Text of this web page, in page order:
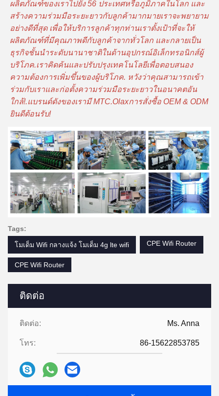
ติดต่อ
ติดต่อ: Ms. Anna
โทร: 86-15622853785
ผลิตภัณฑ์ของเราไปยัง 56 ประเทศหรือภูมิภาคในโลก และ
สร้างความร่วมมือระยะยาวกับลูกค้ามากมายเราจะพยายาม
อย่างดีที่สุด เพื่อให้บริการลูกค้าทุกท่านเราตั้งเป้าที่จะให้
ผลิตภัณฑ์ที่มีคุณภาพดีกับลูกค้าจากทั่วโลก และกลายเป็น
ธุรกิจชั้นนําระดับนานาชาติในด้านอุปกรณ์อิเล็กทรอนิกส์ผู้
บริโภค.เราคิดค้นและปรับปรุงเทคโนโลยีเพื่อตอบสนอง
ความต้องการเพิ่มขึ้นของผู้บริโภค. หวังว่าคุณสามารถเข้า
ร่วมกับเราและก่อตั้งความร่วมมือระยะยาวในอนาคตอัน
ใกล้!.แบรนด์ดังของเรามี MTC.Olaxการสั่งซื้อ OEM & ODM
ยินดีต้อนรับ!
Tags:
โมเด็ม Wifi กลางแจ้ง โมเด็ม 4g lte wifi CPE Wifi Router
CPE Wifi Router